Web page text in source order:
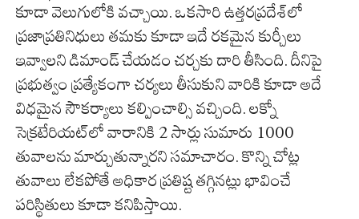
కూడా వెలుగులోకి వచ్చాయి. ఒకసారి ఉత్తరప్రదేశ్‌లో
ప్రజాప్రతినిధులు తమకు కూడా ఇదే రకమైన కుర్చీలు
ఇవ్వాలని డిమాండ్ చేయడం చర్చకు దారి తీసింది. దీనిపై
ప్రభుత్వం ప్రత్యేకంగా చర్యలు తీసుకుని వారికి కూడా అదే
విధమైన సౌకర్యాలు కల్పించాల్సి వచ్చింది. లక్నో
సెక్రటేరియట్‌లో వారానికి 2 సార్లు సుమారు 1000
తువాలను మార్చుతున్నారని సమాచారం. కొన్ని చోట్ల
తువాలు లేకపోతే అధికార ప్రతిష్ట తగ్గినట్లు భావించే
పరిస్థితులు కూడా కనిపిస్తాయి.